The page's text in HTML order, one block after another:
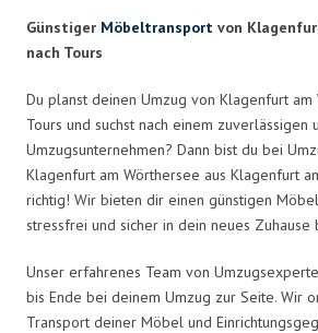
Günstiger Möbeltransport von
nach Tours
Du planst deinen Umzug von Klagenfurt am
Tours und suchst nach einem zuverlässigen
Umzugsunternehmen? Dann bist du bei
Klagenfurt am Wörthersee aus Klagenfurt
richtig! Wir bieten dir einen günstigen
stressfrei und sicher in dein neues Zuhause
Unser erfahrenes Team von
bis Ende bei deinem Umzug zur Seite. Wir
Transport deiner Möbel und